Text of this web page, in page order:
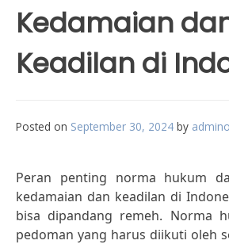
Kedamaian
Keadilan di
Posted on September 30, 2024 by
Peran penting norma hukum
kedamaian dan keadilan di
bisa dipandang remeh. Norma
pedoman yang harus diikuti oleh